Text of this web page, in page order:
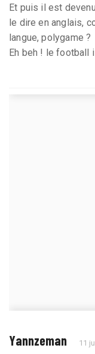
Et puis il est
le dire en anglais,
langue, polygame ?
Eh beh ! le football
Yannzeman 11